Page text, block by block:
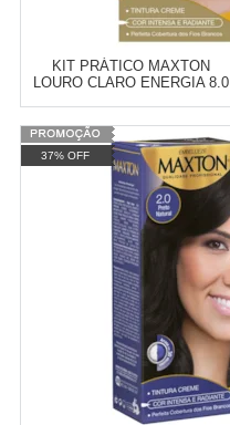
KIT PRÁTICO MAXTON
LOURO CLARO ENERGIA 8.0
Varejo: R$ 4.050,70
Atacado: R$ 2.550,90 (Apenas
Revendedor)
de R$ 255,09
Cat:CREME
COMPRAR
37% OFF